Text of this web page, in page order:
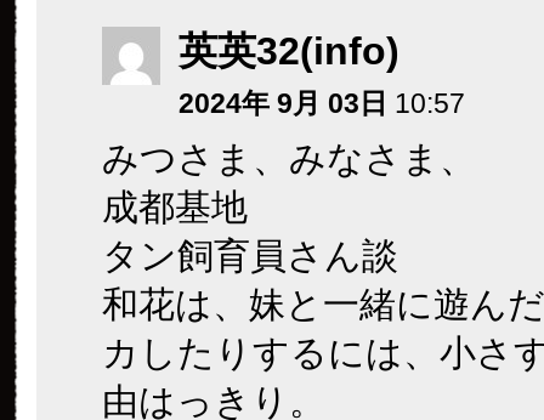
英英32(info)
2024年 9月 03日 10:57
みつさま、みなさま、
成都基地
タン飼育員さん談
和花は、妹と一緒に遊ん
カしたりするには、小さ
由はっきり。